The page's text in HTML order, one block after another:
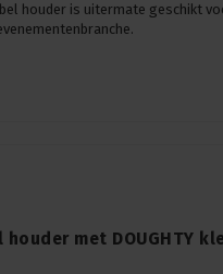
houder is uitermate geschikt
met DOUGHTY